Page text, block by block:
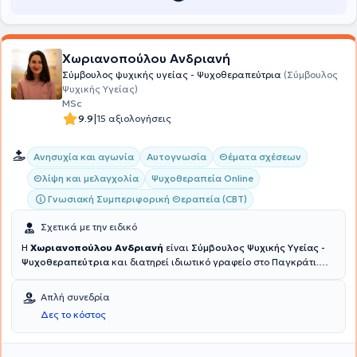
μετατραυματικό στρες, τη νευροβιολογία και την κλινική
ψυχιατρική. .Χωριανοπούλου Ανδριανή
Σύμβουλος ψυχικής υγείας - Ψυχοθεραπεύτρια (Σύμβουλος
Ψυχικής Υγείας)
MSc
9.9|15 αξιολογήσεις
Ανησυχία και αγωνία Αυτογνωσία
Θέματα σχέσεων
Θλίψη και μελαγχολία
Ψυχοθεραπεία Online
Γνωσιακή Συμπεριφορική Θεραπεία (CBT)
Σχετικά με την ειδικό
Η Χωριανοπούλου Ανδριανή είναι Σύμβουλος Ψυχικής Υγείας -
Ψυχοθεραπεύτρια και διατηρεί ιδιωτικό γραφείο στο Παγκράτι.
κατέχει μεταπτυχιακό τίτλο στην Συμβουλευτική και την
Ψυχοθεραπεία από το University of East London. Επιπλέον,
ειδικεύτηκε στη Γνωσιακή Ψυχοθεραπεία στο Ερευνητικό
Πανεπιστημιακό Ινστιτούτο Ψυχικής Υγείας, Νευροεπιστημών και
Απλή συνεδρία
Δες το κόστος